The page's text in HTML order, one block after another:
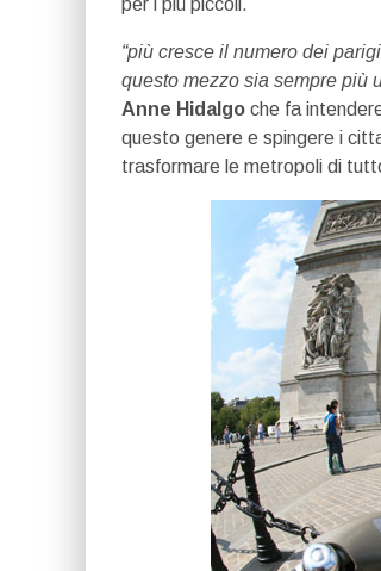
per i più piccoli.
“più cresce il numero dei
questo mezzo sia sempre più
Anne Hidalgo che fa
questo genere e spingere i
trasformare le metropoli di